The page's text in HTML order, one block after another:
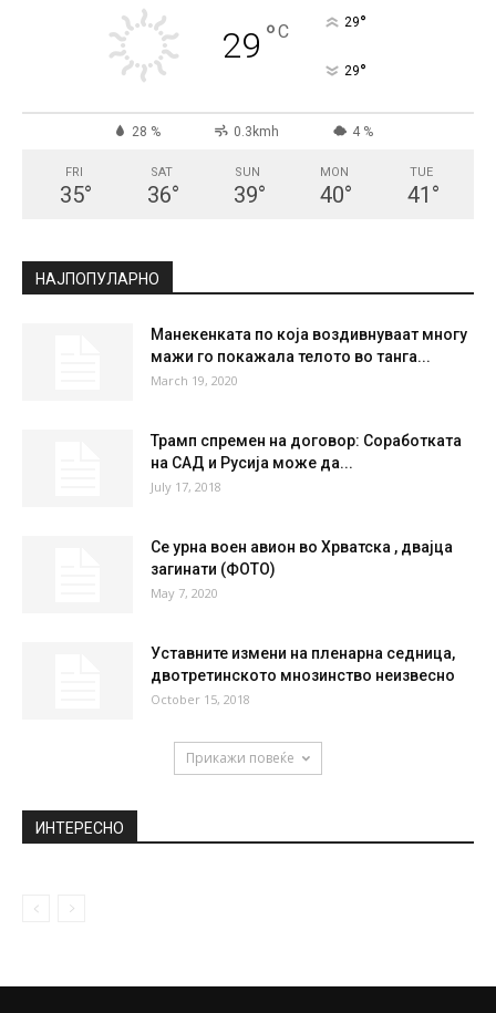
29 °C 29°
29°
28 % 0.3kmh 4 %
FRI
35°
SAT
36°
SUN
39°
MON
40°
TUE
41 °
НАЈПОПУЛАРНО
Манекенката по која воздивнуваат многу
мажи го покажала телото во танга...
March 19, 2020
Трамп спремен на договор: Соработката
на САД и Русија може да...
July 17, 2018
Се урна воен авион во Хрватска , двајца
загинати (ФОТО)
May 7, 2020
Уставните измени на пленарна седница,
двотретинското мнозинство неизвесно
October 15, 2018
Прикажи повеќе
ИНТЕРЕСНО